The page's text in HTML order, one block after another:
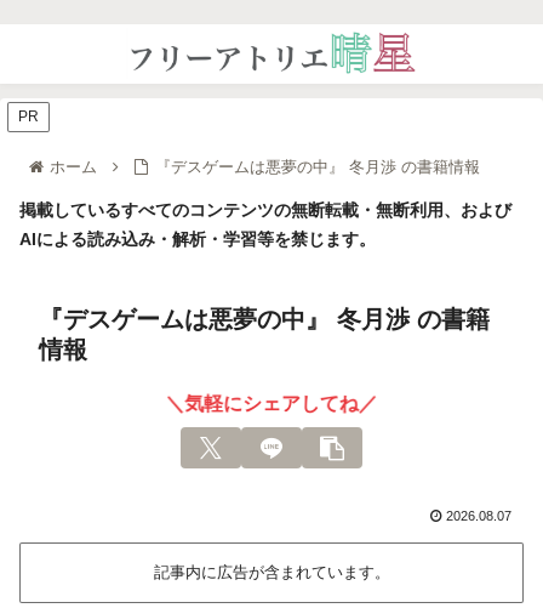
ホーム 『デスゲームは悪夢の中』 冬月渉 の書籍情報
掲載しているすべてのコンテンツの無断転載・無断利用、および
AIによる読み込み・解析・学習等を禁じます。
『デスゲームは悪夢の中』 冬月渉 の書籍
情報
＼気軽にシェアしてね／
2026.08.07
記事内に広告が含まれています。
PR